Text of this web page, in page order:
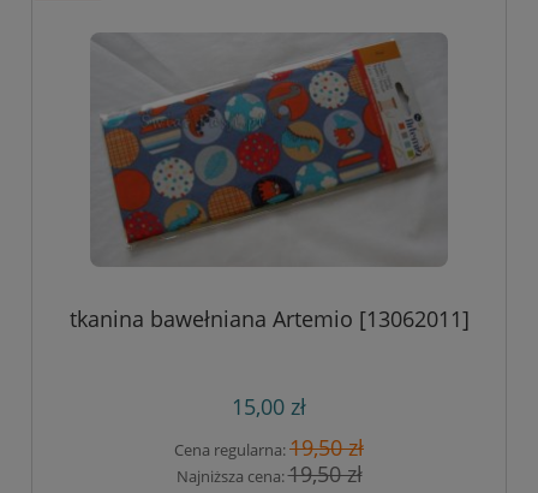
tkanina bawełniana Artemio [13062011]
15,00 zł
Cena regularna:19,50 zł
Najniższa cena:19,50 zł